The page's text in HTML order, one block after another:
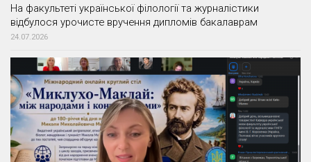
На факультеті української філології та журналістики
відбулося урочисте вручення дипломів бакалаврам
24.07.2026